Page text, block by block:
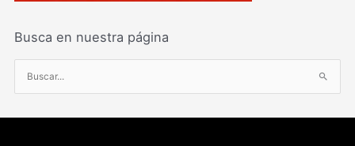
Busca en nuestra página
u
s